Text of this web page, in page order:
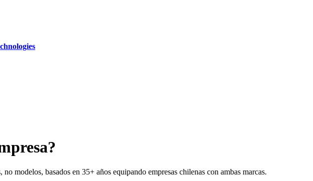
modelos, basados en 35+ años equipando empresas chilenas con ambas marcas.